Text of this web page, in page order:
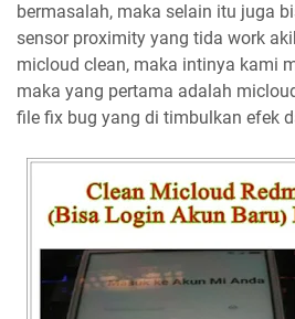
bermasalah, maka selain itu juga
sensor proximity yang tida work
micloud clean, maka intinya kami
maka yang pertama adalah
file fix bug yang di timbulkan efek